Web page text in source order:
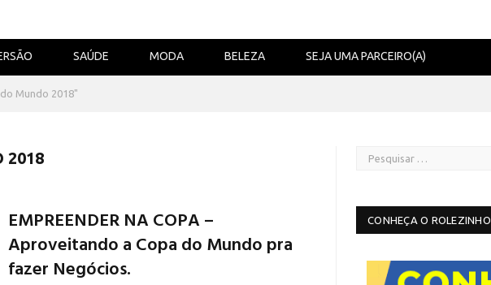
SAÚDE MODA BELEZA SEJA UMA PARCEIRO(A)
Mundo 2018"
2018
EMPREENDER NA COPA –
Aproveitando a Copa do Mundo pra
fazer Negócios.
CONHEÇA O ROLEZINHO